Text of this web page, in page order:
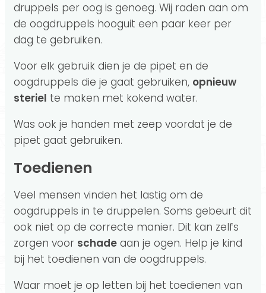
druppels per oog is genoeg. Wij raden aan om
de oogdruppels hooguit een paar keer per
dag te gebruiken.
Voor elk gebruik dien je de pipet en de
oogdruppels die je gaat gebruiken, opnieuw
steriel te maken met kokend water.
Was ook je handen met zeep voordat je de
pipet gaat gebruiken.
Toedienen
Veel mensen vinden het lastig om de
oogdruppels in te druppelen. Soms gebeurt dit
ook niet op de correcte manier. Dit kan zelfs
zorgen voor schade aan je ogen. Help je kind
bij het toedienen van de oogdruppels.
Waar moet je op letten bij het toedienen van